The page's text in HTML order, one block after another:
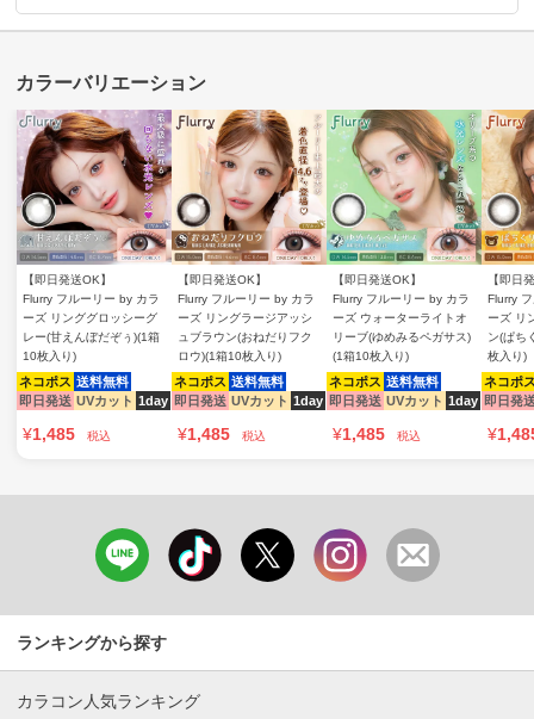
【即日発送OK】
Flurry フルーリー by カラ
ーズ リンググロッシーグ
レー(甘えんぼだぞぅ)(1箱
10枚入り)
ネコポス 送料無料
即日発送 UVカット 1day
¥1,485 税込
【即日発送OK】
Flurry フルーリー by カラ
ーズ リングラージアッシ
ュブラウン(おねだりフク
ロウ)(1箱10枚入り)
ネコポス 送料無料
即日発送 UVカット 1day
¥1,485 税込
【即日発送OK】
Flurry フルーリー by カラ
ーズ ウォーターライトオ
リーブ(ゆめみるペガサス)
(1箱10枚入り)
ネコポス 送料無料
即日発送 UVカット 1day
¥1,485 税込
【即日
Flurry
ーズ リ
ン(ぱち
枚入り)
ネコポ
即日発
¥
ランキングから探す
カラコン人気ランキング